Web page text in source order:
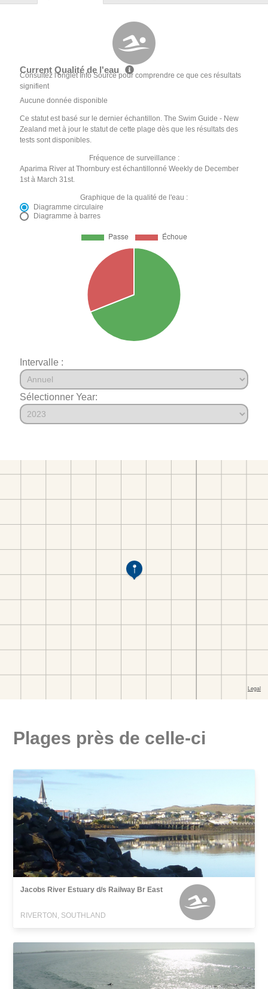
Current Qualité de l'eau
Consultez l'onglet Info Source pour comprendre ce que ces résultats
signifient
Aucune donnée disponible
Ce statut est basé sur le dernier échantillon. The Swim Guide - New
Zealand met à jour le statut de cette plage dès que les résultats des
tests sont disponibles.
Fréquence de surveillance :
Aparima River at Thornbury est échantillonné Weekly de December
1st à March 31st.
Graphique de la qualité de l'eau :
Diagramme circulaire
Diagramme à barres
Intervalle :
Sélectionner Year:
Plages près de celle-ci
Jacobs River Estuary d/s Railway Br East
RIVERTON, SOUTHLAND